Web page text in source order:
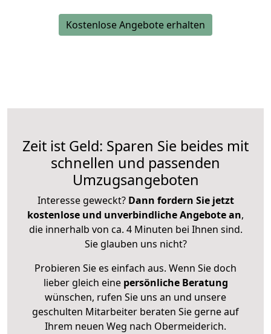
Kostenlose Angebote erhalten
Zeit ist Geld: Sparen Sie beides mit
schnellen und passenden
Umzugsangeboten
Interesse geweckt? Dann fordern Sie jetzt
kostenlose und unverbindliche Angebote an,
die innerhalb von ca. 4 Minuten bei Ihnen sind.
Sie glauben uns nicht?
Probieren Sie es einfach aus. Wenn Sie doch
lieber gleich eine persönliche Beratung
wünschen, rufen Sie uns an und unsere
geschulten Mitarbeiter beraten Sie gerne auf
Ihrem neuen Weg nach Obermeiderich.